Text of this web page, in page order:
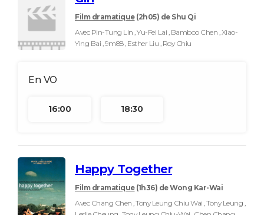
Film dramatique (2h05) de Shu Qi
Avec Pin-Tung Lin , Yu-Fei Lai , Bamboo Chen , Xiao-
Ying Bai , 9m88 , Esther Liu , Roy Chiu
16:00 18:30
Happy Together
Film dramatique (1h36) de Wong Kar-Wai
Avec Chang Chen , Tony Leung Chiu Wai , Tony Leung ,